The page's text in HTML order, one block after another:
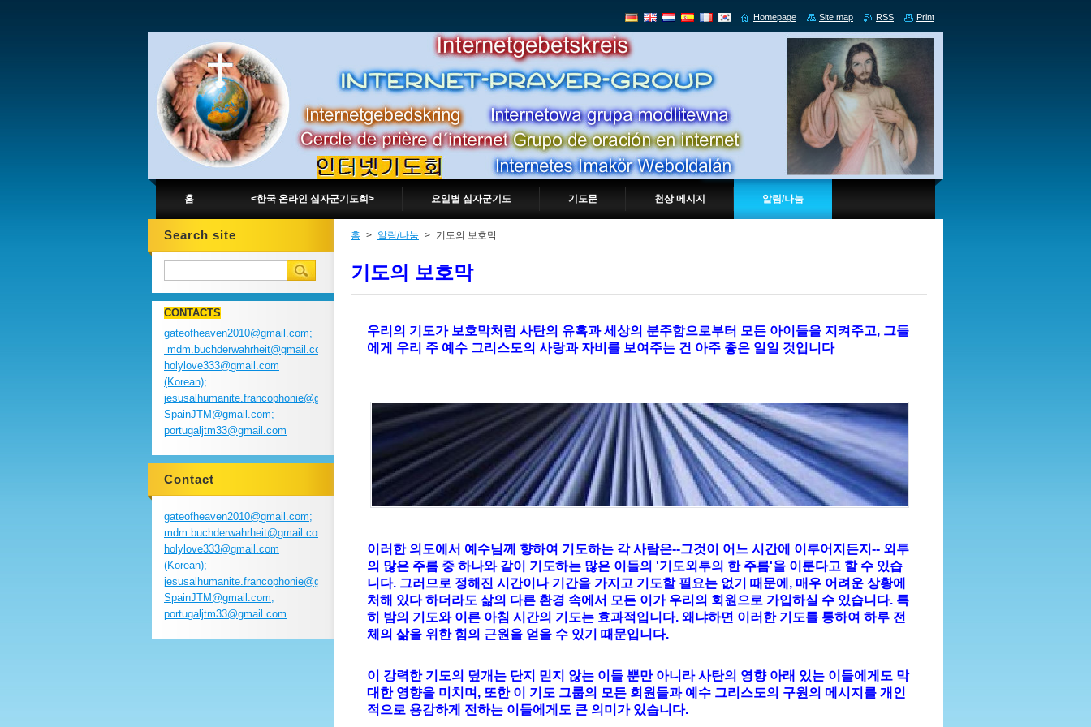
홈 <한국 온라인 십자군기도회> 요일별 십자군기도 기도문 천상 메시지 알림/나눔
홈 > 알림/나눔 > 기도의 보호막
기도의 보호막
우리의 기도가 보호막처럼 사탄의 유혹과 세상의 분주함으로부터 모든 아이들을 지켜주고, 그들
에게 우리 주 예수 그리스도의 사랑과 자비를 보여주는 건 아주 좋은 일일 것입니다
이러한 의도에서 예수님께 향하여 기도하는 각 사람은--그것이 어느 시간에 이루어지든지-- 외투
의 많은 주름 중 하나와 같이 기도하는 많은 이들의 '기도외투의 한 주름'을 이룬다고 할 수 있습
니다. 그러므로 정해진 시간이나 기간을 가지고 기도할 필요는 없기 때문에, 매우 어려운 상황에
처해 있다 하더라도 삶의 다른 환경 속에서 모든 이가 우리의 회원으로 가입하실 수 있습니다. 특
히 밤의 기도와 이른 아침 시간의 기도는 효과적입니다. 왜냐하면 이러한 기도를 통하여 하루 전
체의 삶을 위한 힘의 근원을 얻을 수 있기 때문입니다.
이 강력한 기도의 덮개는 단지 믿지 않는 이들 뿐만 아니라 사탄의 영향 아래 있는 이들에게도 막
대한 영향을 미치며, 또한 이 기도 그룹의 모든 회원들과 예수 그리스도의 구원의 메시지를 개인
적으로 용감하게 전하는 이들에게도 큰 의미가 있습니다.
Search site
CONTACTS
gateofheaven2010@gmail.com;
mdm.buchderwahrheit@gmail.com;
holylove333@gmail.com
(Korean);
jesusalhumanite.francophonie@gmail.com;
SpainJTM@gmail.com;
portugaljtm33@gmail.com
Contact
gateofheaven2010@gmail.com;
mdm.buchderwahrheit@gmail.com;
holylove333@gmail.com
(Korean);
jesusalhumanite.francophonie@gmail.com;
SpainJTM@gmail.com;
portugaljtm33@gmail.com
Homepage Site map RSS Print